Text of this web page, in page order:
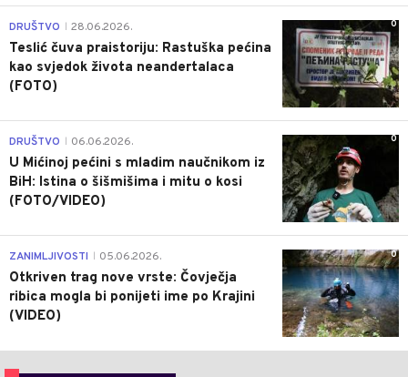
0
DRUŠTVO 28.06.2026.
Teslić čuva praistoriju: Rastuška pećina
kao svjedok života neandertalaca
(FOTO)
0
DRUŠTVO 06.06.2026.
U Mićinoj pećini s mladim naučnikom iz
BiH: Istina o šišmišima i mitu o kosi
(FOTO/VIDEO)
0
ZANIMLJIVOSTI 05.06.2026.
Otkriven trag nove vrste: Čovječja
ribica mogla bi ponijeti ime po Krajini
(VIDEO)